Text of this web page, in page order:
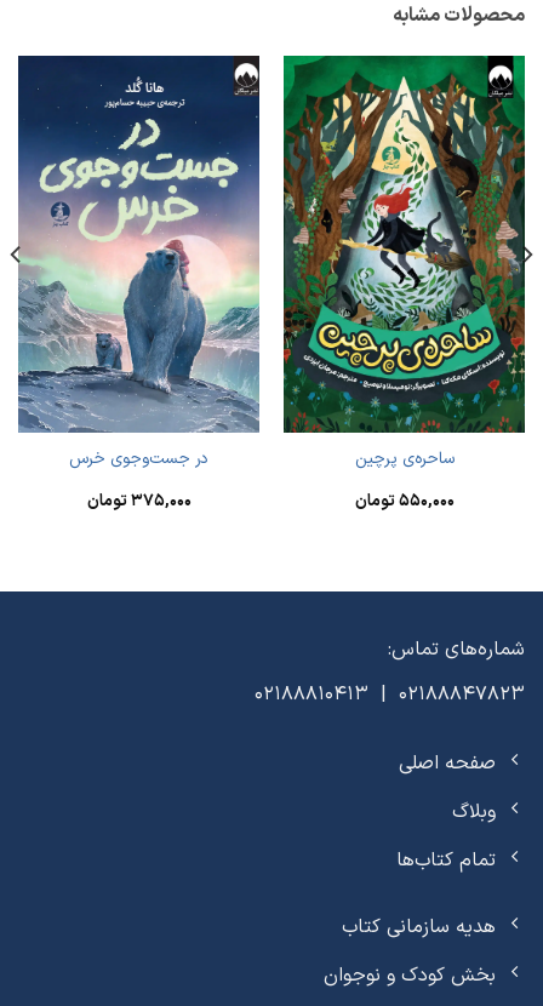
محصولات مشابه
ساحره‌ی پرچین
۵۵۰,۰۰۰تومان
در جست‌وجوی خرس
۳۷۵,۰۰۰تومان
شماره‌های تماس:
02188847823 | 02188810413
صفحه اصلی
وبلاگ
تمام کتاب‌ها
هدیه سازمانی کتاب
بخش کودک و نوجوان